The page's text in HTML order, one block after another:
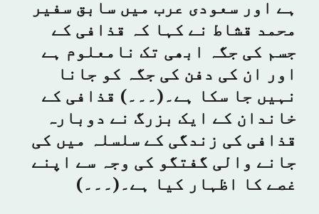
ہے اور سعودی عرب میں سابق سفیر
محمد قشاط نے کہا کہ قذافی کے
جسم کی جگہ ابھی تک نامعلوم ہے
اور ان کی دفن کی جگہ کو جانا
نہیں جا سکا ہے۔(۔۔۔) قذافی کے
خاندان کے ایک بزرگ نے دوبارہ
قذافی کی زندگی کے سلسلہ میں کی
جانے والی گفتگو کی وجہ سے اپنے
غصے کا اظہار کیا ہے۔(۔۔۔)